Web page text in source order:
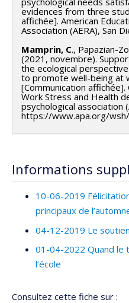
evidences from three
affichée]. American
Association (AERA), San
Mamprin, C., Papazian-
(2021, novembre).
the ecological
to promote well-being at
[Communication affichée].
Work Stress and Health
psychological association
https://www.apa.org/
Informations
10-06-2019
principaux de
04-12-2019 Le
01-04-2022 Quand le
l’école
Consultez cette fiche sur :